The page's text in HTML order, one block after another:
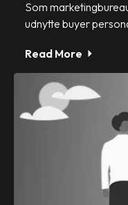
Som
udnytte buyer
Read More